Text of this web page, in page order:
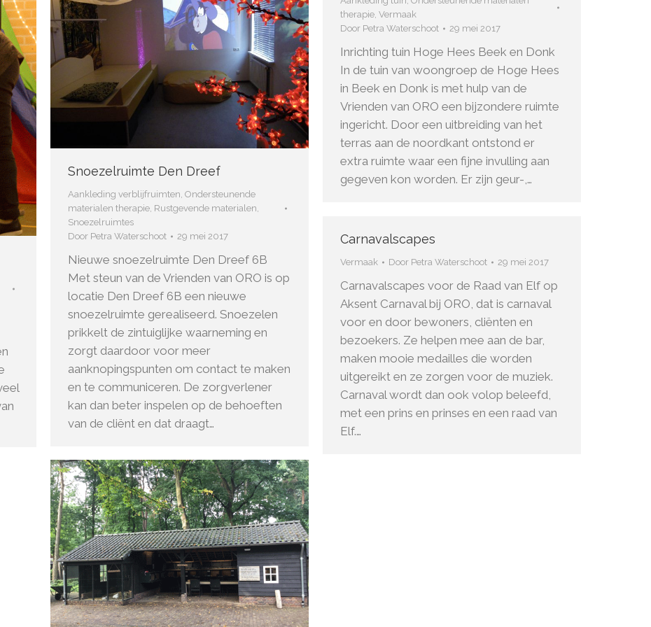
Snoezelruimte Den Dreef
Aankleding verblijfruimten Ondersteunende
materialen therapie Rustgevende materialen
Snoezelruimtes
Door Petra Waterschoot 29 mei 2017
Nieuwe snoezelruimte Den Dreef 6B
Met steun van de Vrienden van ORO is op
locatie Den Dreef 6B een nieuwe
snoezelruimte gerealiseerd. Snoezelen
prikkelt de zintuiglijke waarneming en
zorgt daardoor voor meer
aanknopingspunten om contact te maken
en te communiceren. De zorgverlener
kan dan beter inspelen op de behoeften
van de cliënt en dat draagt…
therapie, Vermaak
Door Petra Waterschoot 29 mei 2017
Inrichting tuin Hoge Hees Beek en Donk
In de tuin van woongroep de Hoge Hees
in Beek en Donk is met hulp van de
Vrienden van ORO een bijzondere ruimte
ingericht. Door een uitbreiding van het
terras aan de noordkant ontstond er
extra ruimte waar een fijne invulling aan
gegeven kon worden. Er zijn geur-,…
Carnavalscapes
Vermaak Door Petra Waterschoot 29 mei 2017
Carnavalscapes voor de Raad van Elf op
Aksent Carnaval bij ORO, dat is carnaval
voor en door bewoners, cliënten en
bezoekers. Ze helpen mee aan de bar,
maken mooie medailles die worden
uitgereikt en ze zorgen voor de muziek.
Carnaval wordt dan ook volop beleefd,
met een prins en prinses en een raad van
Elf.…